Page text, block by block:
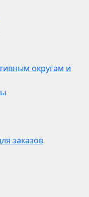
округам и
заказов